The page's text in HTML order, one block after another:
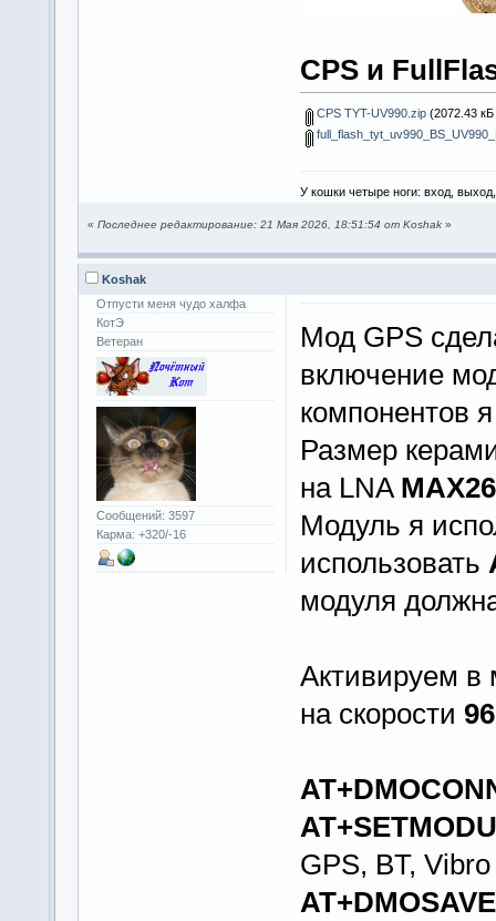
CPS и
CPS TYT-UV990.zip(2072.43 кБ
У кошки четыре ноги: вход,
« Последнее редактирование: 21 Мая 2026, 18:51:54 от Koshak »
Koshak
Отпусти меня чудо халфа
КотЭ
Ветеран
Сообщений: 3597
Карма: +320/-16
Мод GPS
включение
компонентов я
Размер
на LNA
Модуль я
использовать
модуля
Активируем
на скорости
GPS, BT, Vibro